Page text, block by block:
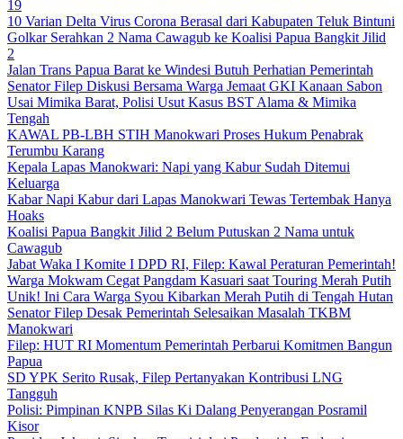
19
10 Varian Delta Virus Corona Berasal dari Kabupaten Teluk Bintuni
Golkar Serahkan 2 Nama Cawagub ke Koalisi Papua Bangkit Jilid
2
Jalan Trans Papua Barat ke Windesi Butuh Perhatian Pemerintah
Senator Filep Diskusi Bersama Warga Jemaat GKI Kanaan Sabon
Usai Mimika Barat, Polisi Usut Kasus BST Alama & Mimika
Tengah
KAWAL PB-LBH STIH Manokwari Proses Hukum Penabrak
Terumbu Karang
Kepala Lapas Manokwari: Napi yang Kabur Sudah Ditemui
Keluarga
Kabar Napi Kabur dari Lapas Manokwari Tewas Tertembak Hanya
Hoaks
Koalisi Papua Bangkit Jilid 2 Belum Putuskan 2 Nama untuk
Cawagub
Jabat Waka I Komite I DPD RI, Filep: Kawal Peraturan Pemerintah!
Warga Mokwam Cegat Pangdam Kasuari saat Touring Merah Putih
Unik! Ini Cara Warga Syou Kibarkan Merah Putih di Tengah Hutan
Senator Filep Desak Pemerintah Selesaikan Masalah TKBM
Manokwari
Filep: HUT RI Momentum Pemerintah Perbarui Komitmen Bangun
Papua
SD YPK Serito Rusak, Filep Pertanyakan Kontribusi LNG
Tangguh
Polisi: Pimpinan KNPB Silas Ki Dalang Penyerangan Posramil
Kisor